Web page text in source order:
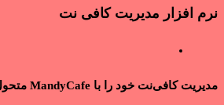
نرم افزار مدیریت کافی نت
مدیریت کافی‌نت خود را با MandyCafe متحول کنید!